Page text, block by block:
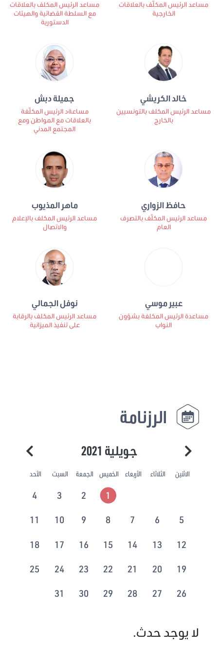
مساعد الرئيس المكلف بالعلاقات
مع السلطة القضائية والهيئات
الدستورية
مساعد الرئيس المكلّف بالعلاقات
الخارجية
جميلة دبش
مساعةد الرئيس المكلّفة
بالعلاقات مع المواطن ومع
المجتمع المدني
خالد الكريشي
مساعد الرئيس المكلف بالتونسيين
بالخارج
ماهر المذيوب
مساعد الرئيس المكلف بالإعلام
والاتصال
حافظ الزواري
مساعد الرئيس المكلّف بالتصرف
العام
نوفل الجمالي
مساعد الرئيس المكلف بالرقابة
على تنفيذ الميزانية
عبير موسي
مساعدة الرئيس المكلفة بشؤون
النواب
الرزنامة
جويلية 2021
الاثنين الثلاثاء الأربعاء الخميس الجمعة السبت الأحد
1
2
3
4
5
6
7
8
9
10
11
12
13
14
15
16
17
18
19
20
21
22
23
24
25
26
27
28
29
30
31
لا يوجد حدث.